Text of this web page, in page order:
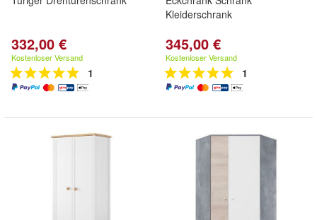
332,00 €
Kostenloser Versand
1
Kleiderschrank
345,00 €
Kostenloser Versand
1